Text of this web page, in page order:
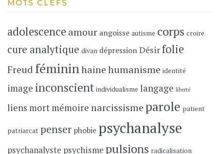
MOTS CLEFS
adolescenceamour angoisse autisme corps croire
cure analytique divan dépressionDésirfolie
Freud fémininhainehumanisme identité
image inconscient individualisme langage liberté
liens mort mémoire narcissismeparole patient
patriarcat penser phobie psychanalyse
psychanalyste psychisme pulsions radicalisation